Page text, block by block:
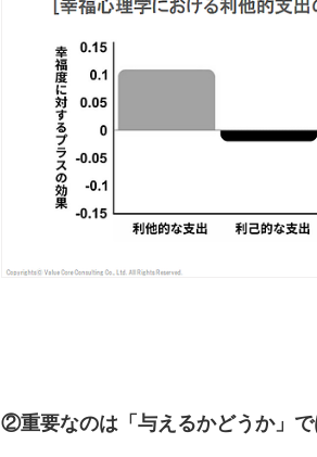
②重要なのは「与えるかどうか」で